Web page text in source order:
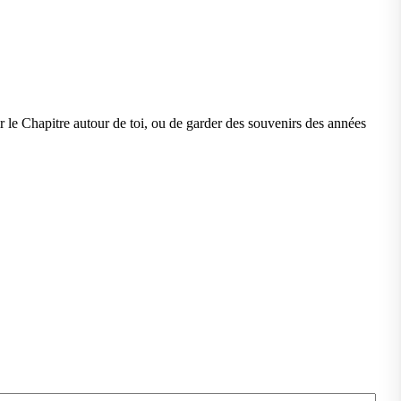
Chapitre autour de toi, ou de garder des souvenirs des années